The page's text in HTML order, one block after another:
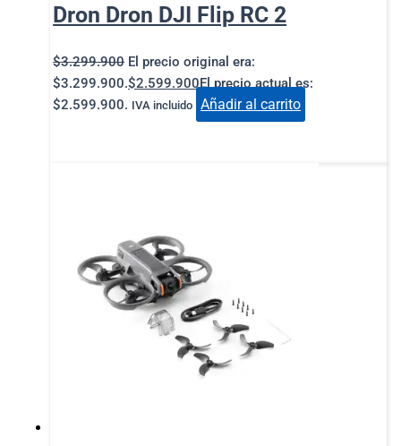
Dron Dron DJI Flip RC 2
$3.299.900 El precio original era:
$3.299.900.$2.599.900El precio actual es:
$2.599.900. IVA incluido Añadir al carrito